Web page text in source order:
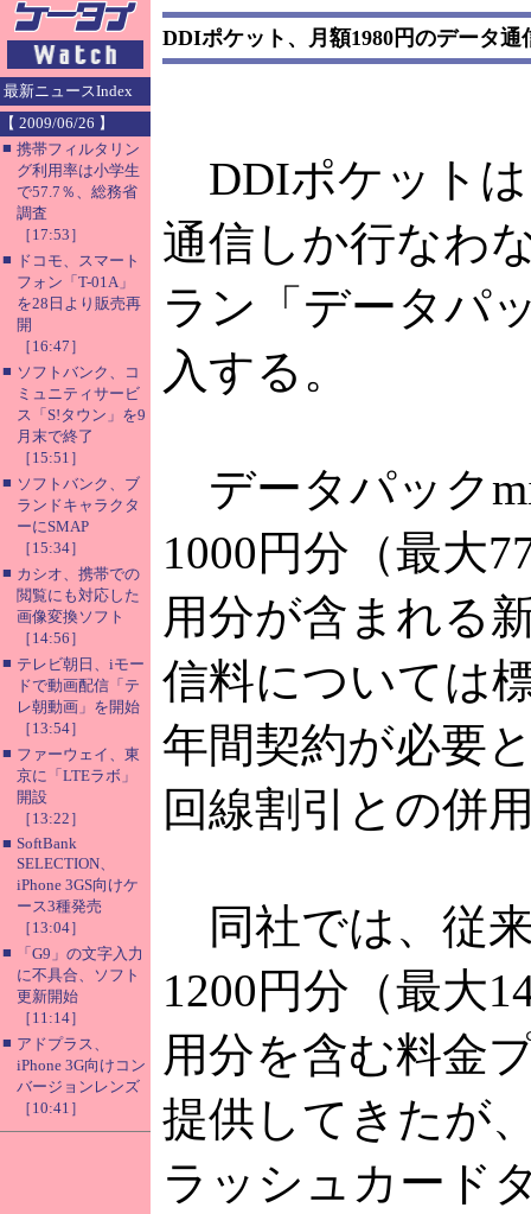
最新ニュースIndex
【 2009/06/26 】
■ 携帯フィルタリン
グ利用率は小学生
で57.7％、総務省
調査
［17:53］
■ ドコモ、スマート
フォン「T-01A」
を28日より販売再
開
［16:47］
■ ソフトバンク、コ
ミュニティサービ
ス「S!タウン」を9
月末で終了
［15:51］
■ ソフトバンク、ブ
ランドキャラクタ
ーにSMAP
［15:34］
■ カシオ、携帯での
閲覧にも対応した
画像変換ソフト
［14:56］
■ テレビ朝日、iモー
ドで動画配信「テ
レ朝動画」を開始
［13:54］
■ ファーウェイ、東
京に「LTEラボ」
開設
［13:22］
■ SoftBank
SELECTION、
iPhone 3GS向けケ
ース3種発売
［13:04］
■
「G9」の文字入力
に不具合、ソフト
更新開始
［11:14］
■ アドプラス、
iPhone 3G向けコン
バージョンレンズ
［10:41］
DDIポケット、月額1980円のデータ通
DDIポケットは
通信しか行なわ
ラン「データパ
入する。
データパック
1000円分（最大
用分が含まれる
信料については
年間契約が必要
回線割引との併
同社では、従
1200円分（最大
用分を含む料金
提供してきたが
ラッシュカード